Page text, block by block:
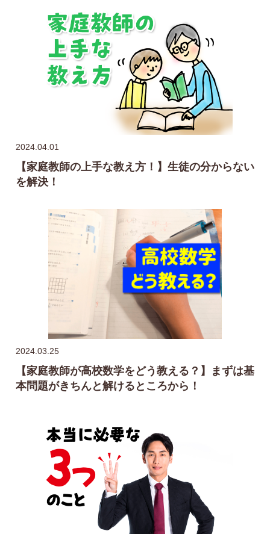
2024.04.01
【家庭教師の上手な教え方！】生徒の分からない
を解決！
2024.03.25
【家庭教師が高校数学をどう教える？】まずは基
本問題がきちんと解けるところから！